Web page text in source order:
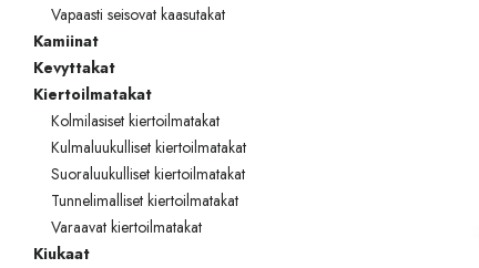
Vapaasti seisovat kaasutakat
Kamiinat
Kevyttakat
Kiertoilmatakat
Kolmilasiset kiertoilmatakat
Kulmaluukulliset kiertoilmatakat
Suoraluukulliset kiertoilmatakat
Tunnelimalliset kiertoilmatakat
Varaavat kiertoilmatakat
Kiukaat